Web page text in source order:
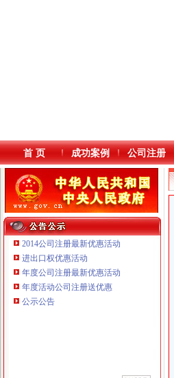
本站导航
首 页 成功案例 公司注册
2014公司注册最新优惠活动
进出口权优惠活动
年度公司注册最新优惠活动
年度活动公司注册送优惠
公示公告